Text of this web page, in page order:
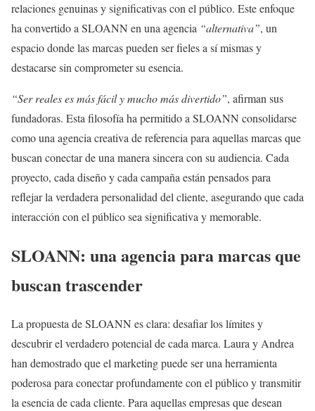
relaciones genuinas y significativas con el público. Este enfoque
ha convertido a SLOANN en una agencia “alternativa”, un
espacio donde las marcas pueden ser fieles a sí mismas y
destacarse sin comprometer su esencia.
“Ser reales es más fácil y mucho más divertido”, afirman sus
fundadoras. Esta filosofía ha permitido a SLOANN consolidarse
como una agencia creativa de referencia para aquellas marcas que
buscan conectar de una manera sincera con su audiencia. Cada
proyecto, cada diseño y cada campaña están pensados para
reflejar la verdadera personalidad del cliente, asegurando que cada
interacción con el público sea significativa y memorable.
SLOANN: una agencia para marcas que
buscan trascender
La propuesta de SLOANN es clara: desafiar los límites y
descubrir el verdadero potencial de cada marca. Laura y Andrea
han demostrado que el marketing puede ser una herramienta
poderosa para conectar profundamente con el público y transmitir
la esencia de cada cliente. Para aquellas empresas que desean